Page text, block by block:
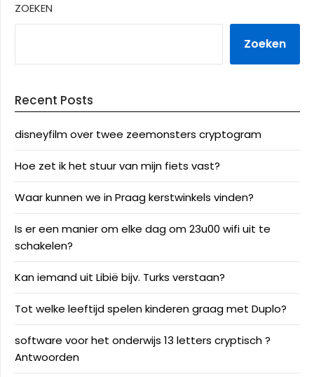
ZOEKEN
Zoeken
Recent Posts
disneyfilm over twee zeemonsters cryptogram
Hoe zet ik het stuur van mijn fiets vast?
Waar kunnen we in Praag kerstwinkels vinden?
Is er een manier om elke dag om 23u00 wifi uit te
schakelen?
Kan iemand uit Libië bijv. Turks verstaan?
Tot welke leeftijd spelen kinderen graag met Duplo?
software voor het onderwijs 13 letters cryptisch ?
Antwoorden